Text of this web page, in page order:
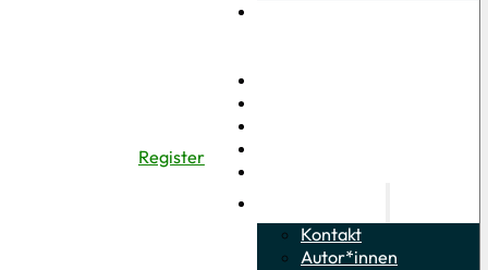
Kontakt
Autor*innen
Register